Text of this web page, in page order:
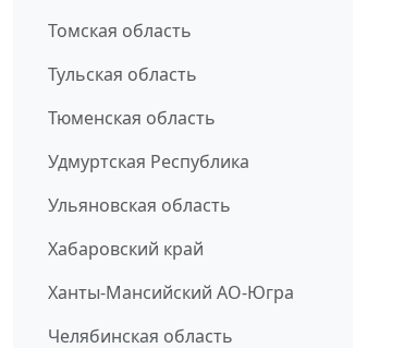
Томская область
Тульская область
Тюменская область
Удмуртская Республика
Ульяновская область
Хабаровский край
Ханты-Мансийский АО-Югра
Челябинская область